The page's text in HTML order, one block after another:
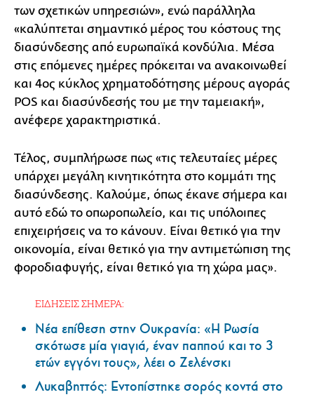
των σχετικών υπηρεσιών», ενώ παράλληλα
«καλύπτεται σημαντικό μέρος του κόστους της
διασύνδεσης από ευρωπαϊκά κονδύλια. Μέσα
στις επόμενες ημέρες πρόκειται να ανακοινωθεί
και 4ος κύκλος χρηματοδότησης μέρους αγοράς
POS και διασύνδεσής του με την ταμειακή»,
ανέφερε χαρακτηριστικά.
Τέλος, συμπλήρωσε πως «τις τελευταίες μέρες
υπάρχει μεγάλη κινητικότητα στο κομμάτι της
διασύνδεσης. Καλούμε, όπως έκανε σήμερα και
αυτό εδώ το οπωροπωλείο, και τις υπόλοιπες
επιχειρήσεις να το κάνουν. Είναι θετικό για την
οικονομία, είναι θετικό για την αντιμετώπιση της
φοροδιαφυγής, είναι θετικό για τη χώρα μας».
ΕΙΔΗΣΕΙΣ ΣΗΜΕΡΑ:
Νέα επίθεση στην Ουκρανία: «Η Ρωσία
σκότωσε μία γιαγιά, έναν παππού και το 3
ετών εγγόνι τους», λέει ο Ζελένσκι
Λυκαβηττός: Εντοπίστηκε σορός κοντά στο